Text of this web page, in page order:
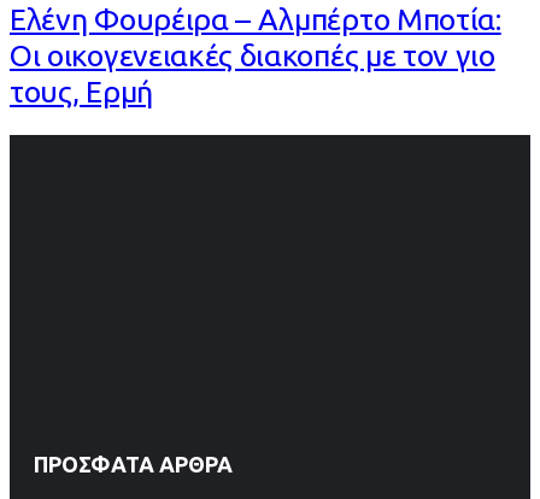
Ελένη Φουρέιρα – Αλμπέρτο Μποτία:
Οι οικογενειακές διακοπές με τον γιο
τους, Ερμή
ΠΡΌΣΦΑΤΑ ΆΡΘΡΑ